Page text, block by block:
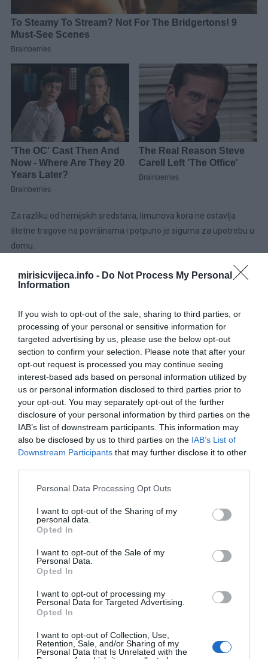
mirisicvijeca.info - Do Not Process My Personal
Information
If you wish to opt-out of the sale, sharing to third parties, or
processing of your personal or sensitive information for
targeted advertising by us, please use the below opt-out
section to confirm your selection. Please note that after your
opt-out request is processed you may continue seeing
interest-based ads based on personal information utilized by
us or personal information disclosed to third parties prior to
your opt-out. You may separately opt-out of the further
disclosure of your personal information by third parties on the
IAB’s list of downstream participants. This information may
also be disclosed by us to third parties on the IAB’s List of
Downstream Participants that may further disclose it to other
Please note that this website/app uses one or more Google
not limited to your visit or usage behaviour. You may click to
grant or deny consent to Google and its third-party tags to
use your data for below specified purposes in below Google
consent section.
Personal Data Processing Opt Outs
I want to opt-out of the Sharing of my
personal data.
Opted In
I want to opt-out of the Sale of my
Personal Data.
Opted In
I want to opt-out of processing my
Personal Data for Targeted Advertising.
Opted In
I want to opt-out of Collection, Use,
Retention, Sale, and/or Sharing of my
Personal Data that Is Unrelated with the
Za razliku od hemijskih sredstava, limunova kora ne ostavlja
štetne tragove na površinama i potpuno je sigurna za upotrebu u
domu.
Pravilna priprema je ključ uspjehaSvježu koru nemojte odmah
stavljati na prozor jer može privući sitne voćne mušice. Umjesto
Ogulite limun tako da na kori ostane malo bijelog dijela.Ostavite
koru nekoliko sati na papirnom ubrusu da se prosuši.Kada
postane blago ljepljiva na dodir, rasporedite je uz ivice prozora ili
druga mjesta kroz koja insekti ulaze.Koru mijenjajte svaka tri do
četiri dana ili čim osjetite da je miris oslabio.Dodajte karanfilić za
još jači učinakŽelite li dodatno pojačati zaštitu, u koru limuna
zabodite pet do sedam klinčića (karanfilića). Ovaj stari trik
koristile su još naše bake.
terasi ili u kuhinji i insekti će se znatno rjeđe približavati hrani i
Kako produžiti djelovanjeAko želite da ovaj prirodni repelent traje i
do deset dana, dovoljno je jednom dnevno lagano pritisnuti koru
prstima ili je poprskati s nekoliko kapi vode. Na taj način
oslobađaju se nova eterična ulja iz kore, pa miris ostaje
intenzivan znatno duže.
Uz ovu jednostavnu naviku možete izbjeći upotrebu skupih
hemijskih preparata, a vaš dom će mirisati svježe i biti znatno
manje privlačan muhama.